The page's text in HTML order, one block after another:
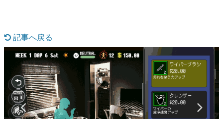
なんでゲームは面白い？
ゲーム開発者・hamatsu氏がゲームの魅力を画面や操作の
具体的な形から解き明かしていく、硬派で骨太な評論連載
です。
ゲームが変えた日本語
「経験値」「裏技」「ラスボス」… ゲームにまつわる言葉
の起源や用法の変遷を、コンピューター文化史研究家・タ
イニーP氏が徹底調査。
記事へ戻る